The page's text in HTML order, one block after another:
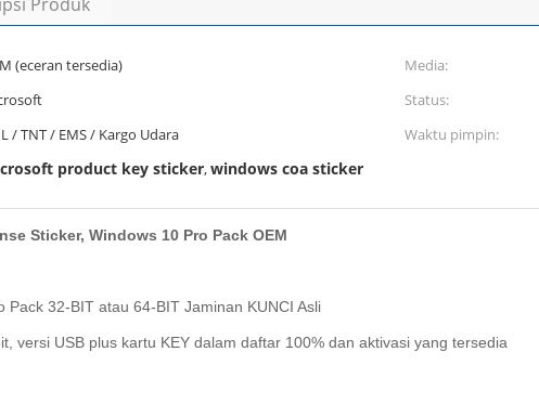
(eceran tersedia) Media:
Status:
/ TNT / EMS / Kargo Udara Waktu pimpin:
product key sticker,windows coa sticker
Sticker, Windows 10 Pro Pack OEM
Pack 32-BIT atau 64-BIT Jaminan KUNCI Asli
versi USB plus kartu KEY dalam daftar 100% dan aktivasi yang tersedia